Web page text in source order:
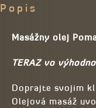
Popis
Masážny olej
TERAZ vo
Doprajte svojim
Olejová masáž